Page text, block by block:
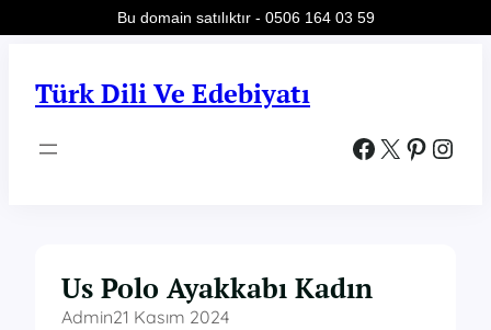
Türk Dili Ve Edebiyatı
Facebook X Pinterest Instagram
Us Polo Ayakkabı Kadın
Admin21 Kasım 2024
Bu domain satılıktır - 0506 164 03 59